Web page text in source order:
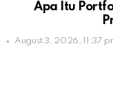
Apa Itu
August 3, 2026, 11:37